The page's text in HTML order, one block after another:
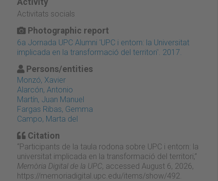
Activitats socials
Photographic report
6a Jornada UPC Alumni 'UPC i entorn: la Universitat
implicada en la transformació del territori'. 2017.
Persons/entities
Monzó, Xavier
Alarcón, Antonio
Martín, Juan Manuel
Fargas Ribas, Gemma
Campo, Marta del
Citation
“Participants de la taula rodona sobre UPC i entorn: la
universitat implicada en la transformació del territori,”
Memòria Digital de la UPC, accessed August 6, 2026,
https://memoriadigital.upc.edu/items/show/492